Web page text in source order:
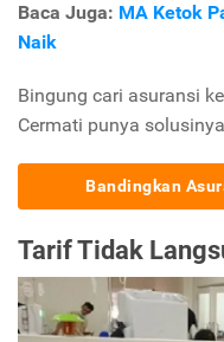
Baca Juga: MA Ketok
Naik
Bingung cari asuransi
Cermati punya
Bandingkan
Tarif Tidak